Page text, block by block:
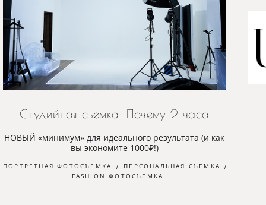
Студийная съемка: Почему 2 часа
НОВЫЙ «минимум» для идеального результата (и как
вы экономите 1000₽!)
ПОРТРЕТНАЯ ФОТОСЪЁМКА
ПЕРСОНАЛЬНАЯ СЪЕМКА
FASHION ФОТОСЪЕМКА